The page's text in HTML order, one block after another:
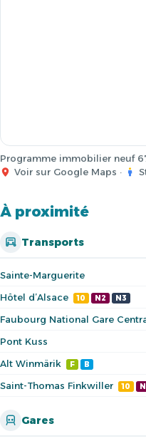
Programme immobilier neuf
Voir sur Google Maps ·
À proximité
Transports
Sainte-Marguerite
Hôtel d’Alsace 10 N2 N3
Faubourg National Gare
Pont Kuss
Alt Winmärik F B
Saint-Thomas Finkwiller 10
Gares